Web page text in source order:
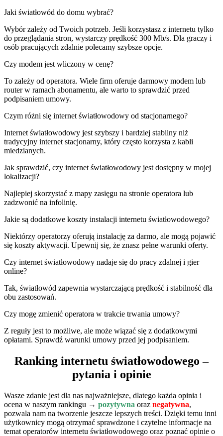
Jaki światłowód do domu wybrać?
Wybór zależy od Twoich potrzeb. Jeśli korzystasz z internetu tylko
do przeglądania stron, wystarczy prędkość 300 Mb/s. Dla graczy i
osób pracujących zdalnie polecamy szybsze opcje.
Czy modem jest wliczony w cenę?
To zależy od operatora. Wiele firm oferuje darmowy modem lub
router w ramach abonamentu, ale warto to sprawdzić przed
podpisaniem umowy.
Czym różni się internet światłowodowy od stacjonarnego?
Internet światłowodowy jest szybszy i bardziej stabilny niż
tradycyjny internet stacjonarny, który często korzysta z kabli
miedzianych.
Jak sprawdzić, czy internet światłowodowy jest dostępny w mojej
lokalizacji?
Najlepiej skorzystać z mapy zasięgu na stronie operatora lub
zadzwonić na infolinię.
Jakie są dodatkowe koszty instalacji internetu światłowodowego?
Niektórzy operatorzy oferują instalację za darmo, ale mogą pojawić
się koszty aktywacji. Upewnij się, że znasz pełne warunki oferty.
Czy internet światłowodowy nadaje się do pracy zdalnej i gier
online?
Tak, światłowód zapewnia wystarczającą prędkość i stabilność dla
obu zastosowań.
Czy mogę zmienić operatora w trakcie trwania umowy?
Z reguły jest to możliwe, ale może wiązać się z dodatkowymi
opłatami. Sprawdź warunki umowy przed jej podpisaniem.
Ranking internetu światłowodowego –
pytania i opinie
Wasze zdanie jest dla nas najważniejsze, dlatego każda opinia i
ocena w naszym rankingu → pozytywna oraz negatywna,
pozwala nam na tworzenie jeszcze lepszych treści. Dzięki temu inni
użytkownicy mogą otrzymać sprawdzone i czytelne informacje na
temat operatorów internetu światłowodowego oraz poznać opinie o